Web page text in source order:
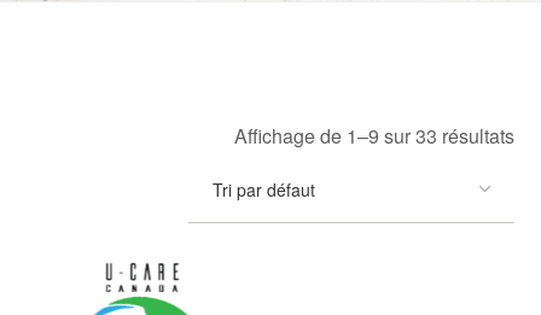
Affichage de 1–9 sur 33 résultats